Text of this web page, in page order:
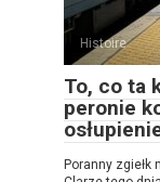
Histoire
To, co ta
peronie
Poranny zgiełk